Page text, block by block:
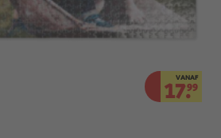
VANAF
17.99